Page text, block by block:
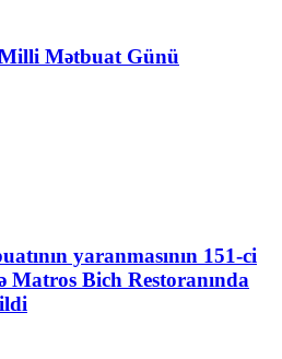
Mətbuat Günü
yaranmasının 151-ci
Bich Restoranında